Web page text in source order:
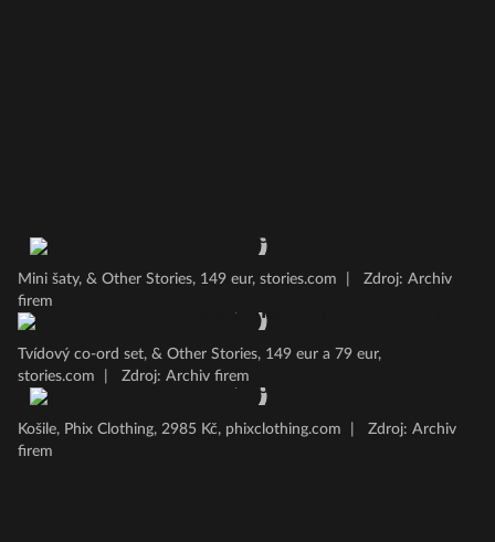
Mini šaty, & Other Stories, 149 eur, stories.com
Zdroj: Archiv
firem
Tvídový co-ord set, & Other Stories, 149 eur a 79 eur,
stories.com
Zdroj: Archiv firem
Košile, Phix Clothing, 2985 Kč, phixclothing.com
Zdroj: Archiv
firem